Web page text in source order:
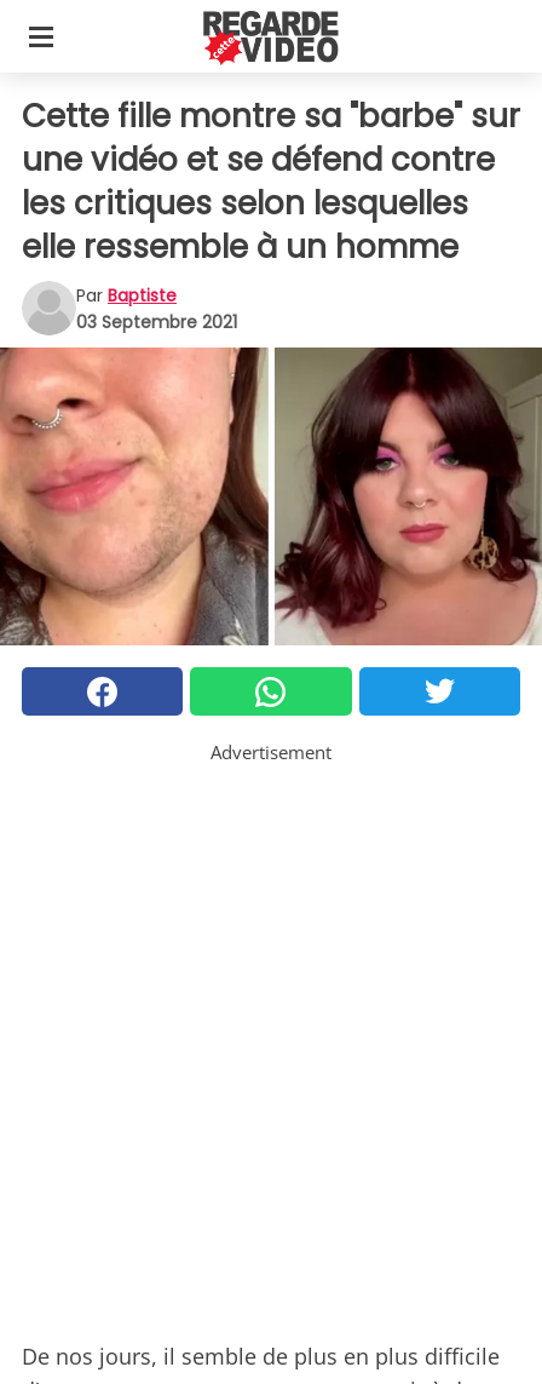
Cette fille montre sa "barbe" sur
une vidéo et se défend contre
les critiques selon lesquelles
elle ressemble à un homme
Par Baptiste
03 Septembre 2021
Advertisement
De nos jours, il semble de plus en plus difficile